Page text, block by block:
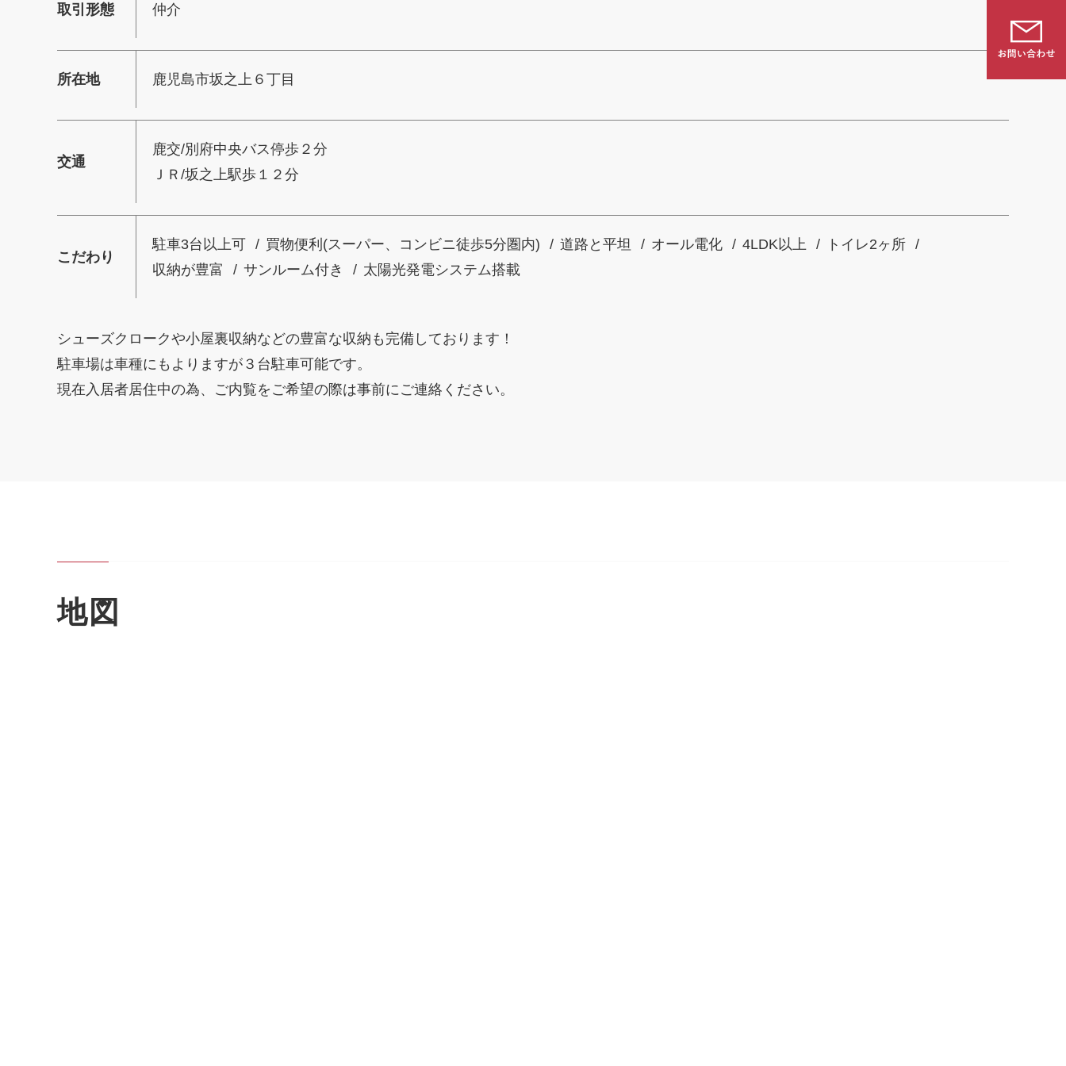
取引形態 仲介
所在地 鹿児島市坂之上６丁目
交通
鹿交/別府中央バス停歩２分
ＪＲ/坂之上駅歩１２分
こだわり
駐車3台以上可 買物便利(スーパー、コンビニ徒歩5分圏内) 道路と平坦 オール電化 4LDK以上
トイレ2ヶ所
収納が豊富
サンルーム付き 太陽光発電システム搭載
シューズクロークや小屋裏収納などの豊富な収納も完備しております！
駐車場は車種にもよりますが３台駐車可能です。
現在入居者居住中の為、ご内覧をご希望の際は事前にご連絡ください。
地図